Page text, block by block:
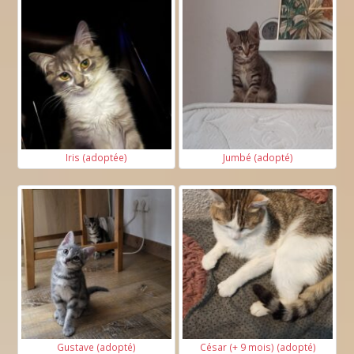
Iris (adoptée) Jumbé (adopté)
Gustave (adopté) César (+ 9 mois) (adopté)